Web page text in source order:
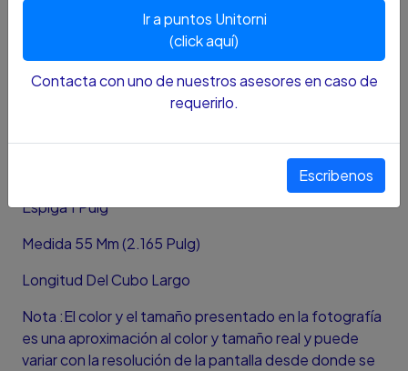
Largo 100mm
Espiga 1 Pulg
Medida 55 Mm (2.165 Pulg)
Longitud Del Cubo Largo
Nota :El color y el tamaño presentado en la fotografía
es una aproximación al color y tamaño real y puede
variar con la resolución de la pantalla desde donde se
Ir a puntos Unitorni
(click aquí)
Contacta con uno de nuestros asesores en caso de
requerirlo.
Escribenos